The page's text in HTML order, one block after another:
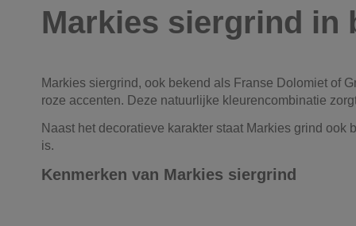
Markies siergrind in
Markies siergrind, ook bekend als Franse Dolomiet of
roze accenten. Deze natuurlijke kleurencombinatie
Naast het decoratieve karakter staat Markies grind
is.
Kenmerken van Markies siergrind